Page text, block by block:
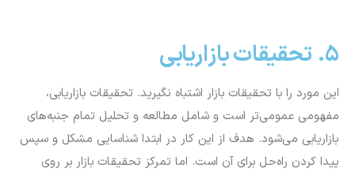
5. تحقیقات بازاریابی
این مورد را با تحقیقات بازار اشتباه نگیرید. تحقیقات بازاریابی،
مفهومی عمومی‌تر است و شامل مطالعه و تحلیل تمام جنبه‌های
بازاریابی می‌شود. هدف از این کار در ابتدا شناسایی مشکل و سپس
پیدا کردن راه‌حل برای آن است. اما تمرکز تحقیقات بازار بر روی